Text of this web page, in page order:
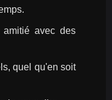
avec des
quel qu'en soit